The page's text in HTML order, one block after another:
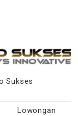
Sukses
Lowongan